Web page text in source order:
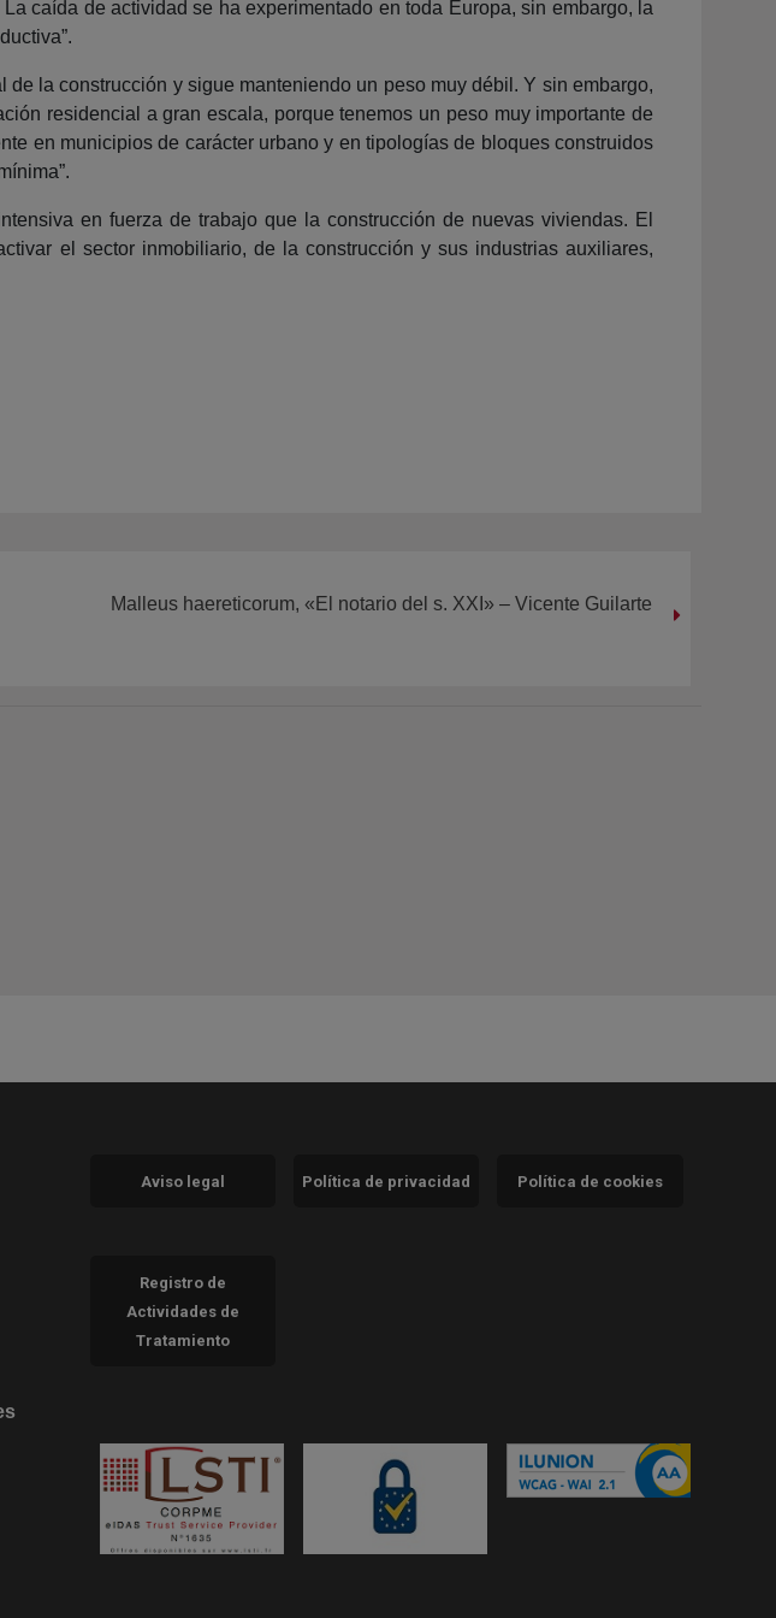
caída de actividad se ha experimentado en toda Europa, sin embargo, la
la construcción y sigue manteniendo un peso muy débil. Y sin embargo,
residencial a gran escala, porque tenemos un peso muy importante de
en municipios de carácter urbano y en tipologías de bloques construidos
en fuerza de trabajo que la construcción de nuevas viviendas. El
el sector inmobiliario, de la construcción y sus industrias auxiliares,
Malleus haereticorum, «El notario del s. XXI» – Vicente Guilarte
nueva)
en ventana nueva)
(abre en ventana nueva)
nueva)
en ventana nueva)
(abre en ventana nueva)
nueva)
Aviso legal Política de privacidad Política de cookies
Registro de
Actividades de
Tratamiento